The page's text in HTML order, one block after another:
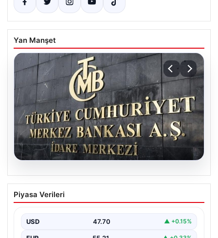
Yan Manşet
Merkez Bankası faiz kararı ne zaman?
Ekonomistlerin nisan ayı faiz beklentisi
Piyasa Verileri
USD 47.70 ▲ +0.15%